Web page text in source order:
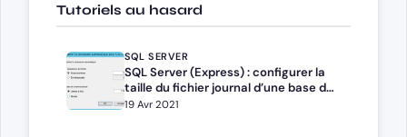
Tutoriels au hasard
SQL SERVER
SQL Server (Express) : configurer la
taille du fichier journal d’une base de
données
19 Avr 2021